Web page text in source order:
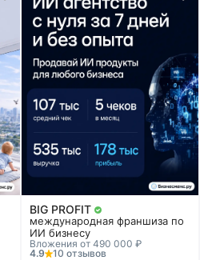
BIG PROFIT
международная франшиза по
ИИ бизнесу
Вложения от 490 000 ₽
4.9
10 отзывов